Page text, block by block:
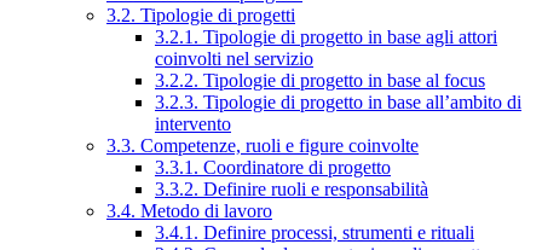
3.2. Tipologie di progetti
3.2.1. Tipologie di progetto in base agli attori
coinvolti nel servizio
3.2.2. Tipologie di progetto in base al focus
3.2.3. Tipologie di progetto in base all’ambito di
intervento
3.3. Competenze, ruoli e figure coinvolte
3.3.1. Coordinatore di progetto
3.3.2. Definire ruoli e responsabilità
3.4. Metodo di lavoro
3.4.1. Definire processi, strumenti e rituali